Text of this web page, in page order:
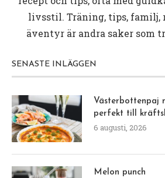
livsstil. Träning, tips, familj,
äventyr är andra saker som
SENASTE INLÄGGEN
Västerbottenpaj
perfekt till
6 augusti, 2026
Melon punch